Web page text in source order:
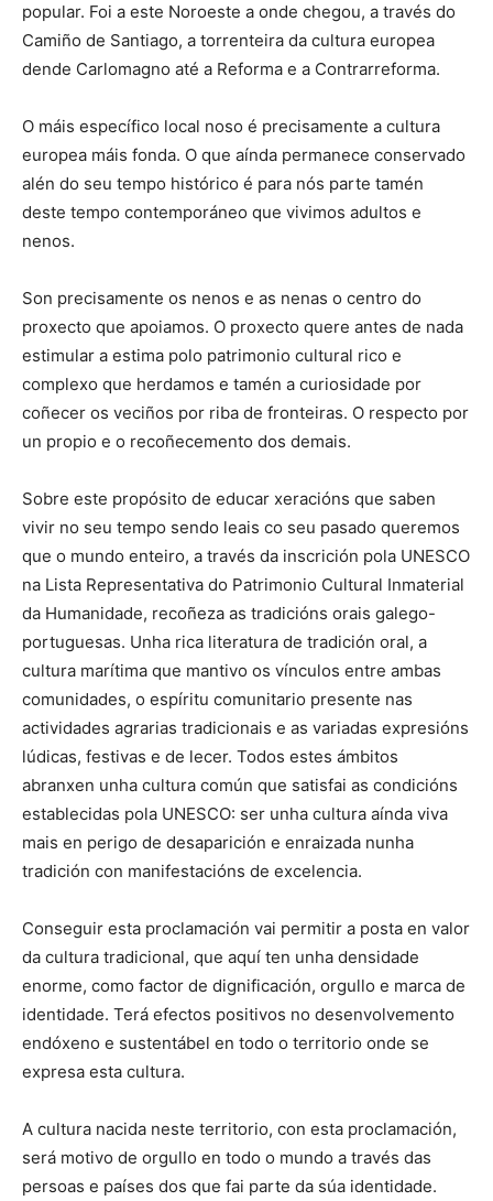
popular. Foi a este Noroeste a onde chegou, a través do
Camiño de Santiago, a torrenteira da cultura europea
dende Carlomagno até a Reforma e a Contrarreforma.
O máis específico local noso é precisamente a cultura
europea máis fonda. O que aínda permanece conservado
alén do seu tempo histórico é para nós parte tamén
deste tempo contemporáneo que vivimos adultos e
nenos.
Son precisamente os nenos e as nenas o centro do
proxecto que apoiamos. O proxecto quere antes de nada
estimular a estima polo patrimonio cultural rico e
complexo que herdamos e tamén a curiosidade por
coñecer os veciños por riba de fronteiras. O respecto por
un propio e o recoñecemento dos demais.
Sobre este propósito de educar xeracións que saben
vivir no seu tempo sendo leais co seu pasado queremos
que o mundo enteiro, a través da inscrición pola UNESCO
na Lista Representativa do Patrimonio Cultural Inmaterial
da Humanidade, recoñeza as tradicións orais galego-
portuguesas. Unha rica literatura de tradición oral, a
cultura marítima que mantivo os vínculos entre ambas
comunidades, o espíritu comunitario presente nas
actividades agrarias tradicionais e as variadas expresións
lúdicas, festivas e de lecer. Todos estes ámbitos
abranxen unha cultura común que satisfai as condicións
establecidas pola UNESCO: ser unha cultura aínda viva
mais en perigo de desaparición e enraizada nunha
tradición con manifestacións de excelencia.
Conseguir esta proclamación vai permitir a posta en valor
da cultura tradicional, que aquí ten unha densidade
enorme, como factor de dignificación, orgullo e marca de
identidade. Terá efectos positivos no desenvolvemento
endóxeno e sustentábel en todo o territorio onde se
expresa esta cultura.
A cultura nacida neste territorio, con esta proclamación,
será motivo de orgullo en todo o mundo a través das
persoas e países dos que fai parte da súa identidade.